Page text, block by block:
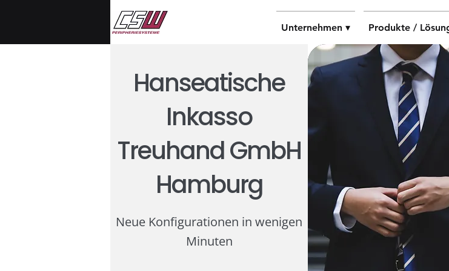
Unternehmen ▾ Produkte /
Hanseatische
Inkasso
Treuhand GmbH
Hamburg
Neue Konfigurationen in wenigen
Minuten